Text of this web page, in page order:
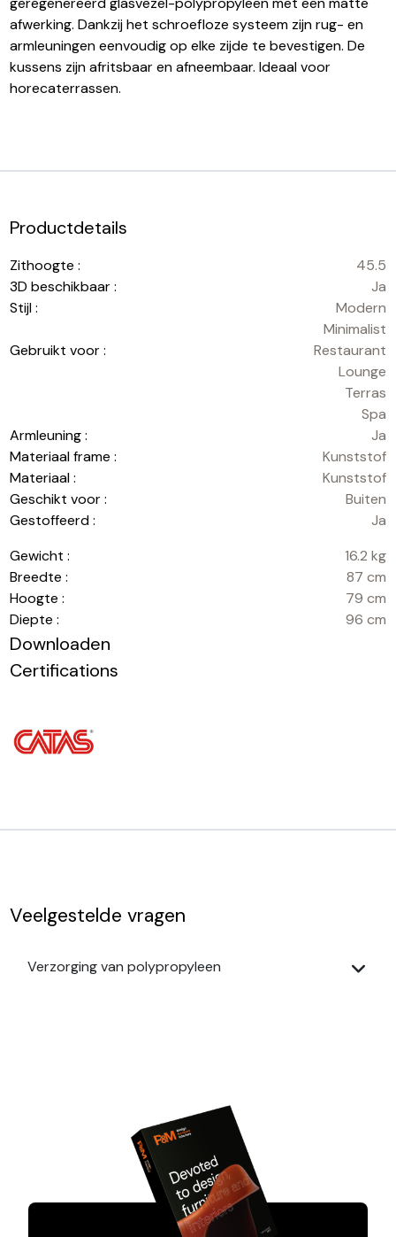
afwerking. Dankzij het schroefloze systeem zijn rug- en
armleuningen eenvoudig op elke zijde te bevestigen. De
kussens zijn afritsbaar en afneembaar. Ideaal voor
horecaterrassen.
Productdetails
Zithoogte :
45.5
3D beschikbaar :
Ja
Stijl :
Modern
Minimalist
Gebruikt voor :
Restaurant
Lounge
Terras
Spa
Armleuning :
Ja
Materiaal frame :
Kunststof
Materiaal :
Kunststof
Geschikt voor :
Buiten
Gestoffeerd :
Ja
Gewicht :
16.2 kg
Breedte :
87 cm
Hoogte :
79 cm
Diepte :
96 cm
Downloaden
Certifications
Veelgestelde vragen
Verzorging van polypropyleen